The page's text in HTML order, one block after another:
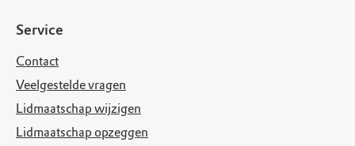
Service
Contact
Veelgestelde vragen
Lidmaatschap wijzigen
Lidmaatschap opzeggen